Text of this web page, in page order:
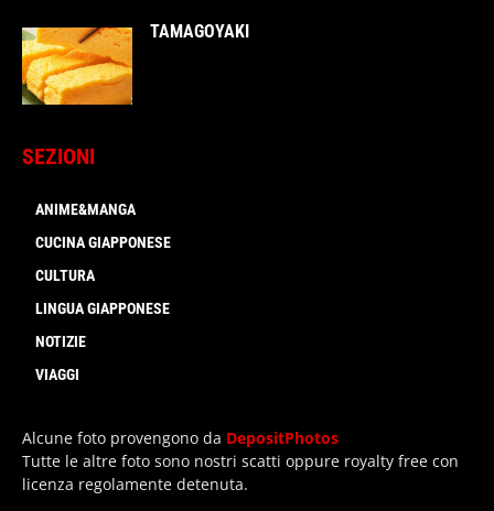
TAMAGOYAKI
SEZIONI
ANIME&MANGA
CUCINA GIAPPONESE
CULTURA
LINGUA GIAPPONESE
NOTIZIE
VIAGGI
Alcune foto provengono da DepositPhotos
Tutte le altre foto sono nostri scatti oppure royalty free con
licenza regolamente detenuta.